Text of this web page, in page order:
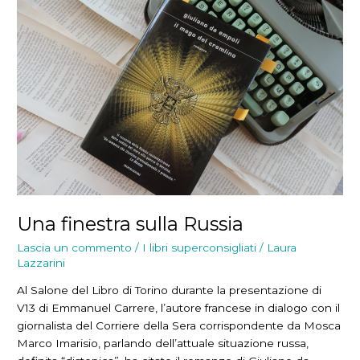
Grey
Una finestra sulla Russia
Lascia un commento / I libri superconsigliati / Laura
Lazzarini
Al Salone del Libro di Torino durante la presentazione di
V13 di Emmanuel Carrere, l’autore francese in dialogo con il
giornalista del Corriere della Sera corrispondente da Mosca
Marco Imarisio, parlando dell’attuale situazione russa,